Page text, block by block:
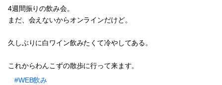
4週間振りの飲み会。
まだ、会えないからオンラインだけど。
久しぶりに白ワイン飲みたくて冷やしてある。
これからわんこずの散歩に行って来ます。
#WEB飲み